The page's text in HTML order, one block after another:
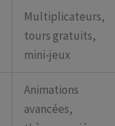
Multiplicateurs,
tours gratuits,
mini-jeux
Animations
avancées,